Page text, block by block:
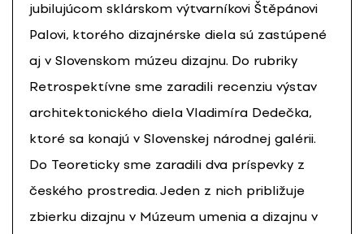
jubilujúcom sklárskom výtvarníkovi Štěpánovi
Palovi, ktorého dizajnérske diela sú zastúpené
aj v Slovenskom múzeu dizajnu. Do rubriky
Retrospektívne sme zaradili recenziu výstav
architektonického diela Vladimíra Dedečka,
ktoré sa konajú v Slovenskej národnej galérii.
Do Teoreticky sme zaradili dva príspevky z
českého prostredia. Jeden z nich približuje
zbierku dizajnu v Múzeum umenia a dizajnu v